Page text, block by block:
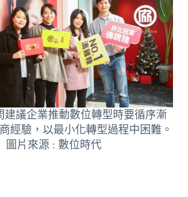
建議企業推動數位轉型時要循序漸
經驗，以最小化轉型過程中困難。
圖片來源 : 數位時代